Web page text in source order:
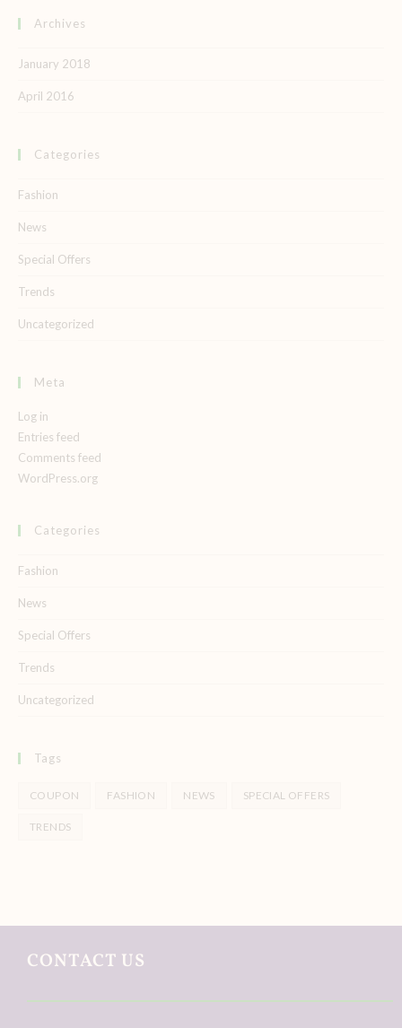
Archives
January 2018
April 2016
Categories
Fashion
News
Special Offers
Trends
Uncategorized
Meta
Log in
Entries feed
Comments feed
WordPress.org
Categories
Fashion
News
Special Offers
Trends
Uncategorized
Tags
COUPON FASHION NEWS SPECIAL OFFERS
TRENDS
CONTACT US